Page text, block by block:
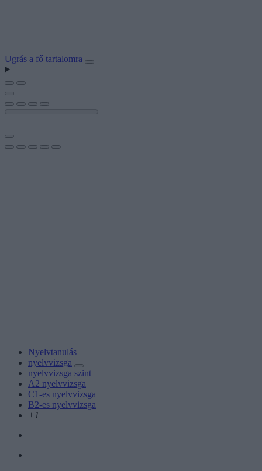
Ugrás a fő tartalomra
Nyelvtanulás
nyelvvizsga
nyelvvizsga szint
A2 nyelvvizsga
C1-es nyelvvizsga
B2-es nyelvvizsga
+1